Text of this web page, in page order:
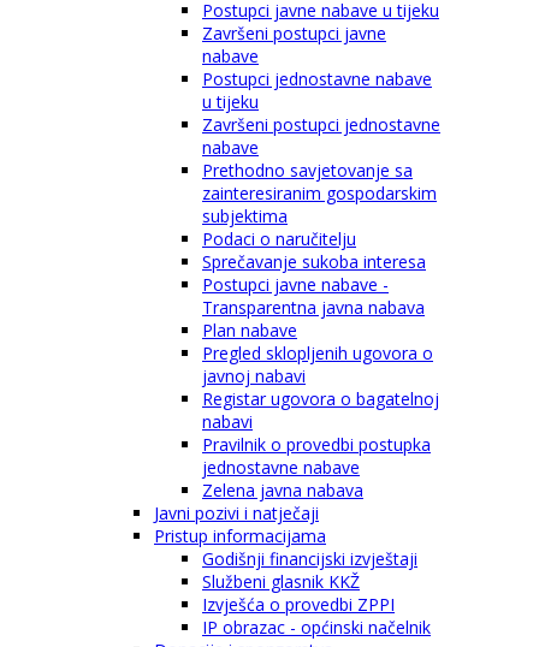
Postupci javne nabave u tijeku
Završeni postupci javne
nabave
Postupci jednostavne nabave
u tijeku
Završeni postupci jednostavne
nabave
Prethodno savjetovanje sa
zainteresiranim gospodarskim
subjektima
Podaci o naručitelju
Sprečavanje sukoba interesa
Postupci javne nabave -
Transparentna javna nabava
Plan nabave
Pregled sklopljenih ugovora o
javnoj nabavi
Registar ugovora o bagatelnoj
nabavi
Pravilnik o provedbi postupka
jednostavne nabave
Zelena javna nabava
Javni pozivi i natječaji
Pristup informacijama
Godišnji financijski izvještaji
Službeni glasnik KKŽ
Izvješća o provedbi ZPPI
IP obrazac - općinski načelnik